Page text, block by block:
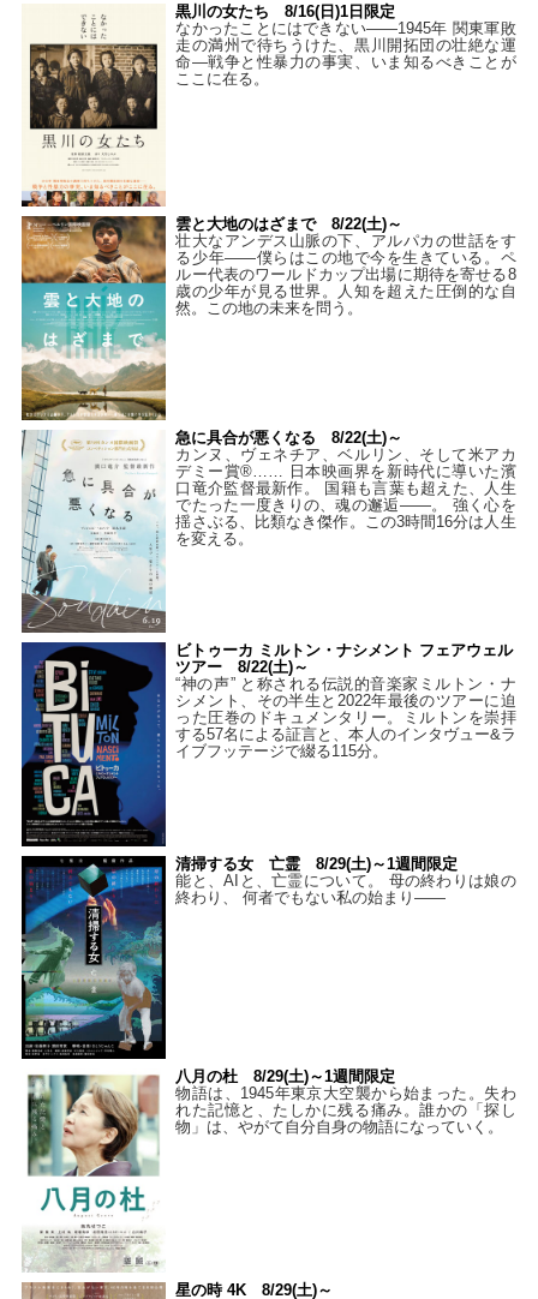
黒川の女たち 8/16(日)1日限定
なかったことにはできない——1945年 関東軍敗
走の満州で待ちうけた、黒川開拓団の壮絶な運
命―戦争と性暴力の事実、いま知るべきことが
ここに在る。
雲と大地のはざまで 8/22(土)～
壮大なアンデス山脈の下、アルパカの世話をす
る少年――僕らはこの地で今を生きている。ペ
ルー代表のワールドカップ出場に期待を寄せる8
歳の少年が見る世界。人知を超えた圧倒的な自
然。この地の未来を問う。
急に具合が悪くなる 8/22(土)～
カンヌ、ヴェネチア、ベルリン、そして米アカ
デミー賞®…… 日本映画界を新時代に導いた濱
口竜介監督最新作。 国籍も言葉も超えた、人生
でたった一度きりの、魂の邂逅――。 強く心を
揺さぶる、比類なき傑作。この3時間16分は人生
を変える。
ビトゥーカ ミルトン・ナシメント フェアウェル
ツアー 8/22(土)～
“神の声” と称される伝説的音楽家ミルトン・ナ
シメント、その半生と2022年最後のツアーに迫
った圧巻のドキュメンタリー。ミルトンを崇拝
する57名による証言と、本人のインタヴュー&ラ
イブフッテージで綴る115分。
清掃する女 亡霊 8/29(土)～1週間限定
能と、AIと、亡霊について。 母の終わりは娘の
終わり、 何者でもない私の始まり――
八月の杜 8/29(土)～1週間限定
物語は、1945年東京大空襲から始まった。失わ
れた記憶と、たしかに残る痛み。誰かの「探し
物」は、やがて自分自身の物語になっていく。
星の時 4K 8/29(土)～